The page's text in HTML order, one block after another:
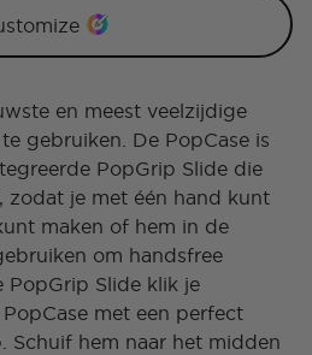
en meest veelzijdige
gebruiken. De PopCase is
PopGrip Slide die
zodat je met één hand kunt
maken of hem in de
om handsfree
PopGrip Slide klik je
met een perfect
Schuif hem naar het midden